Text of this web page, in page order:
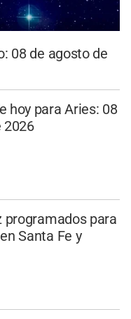
08 de agosto de
hoy para Aries: 08
2026
programados para
Santa Fe y